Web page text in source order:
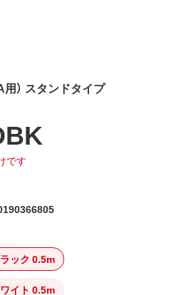
） スタンドタイプ
です
ック 0.5m
イト 0.5m